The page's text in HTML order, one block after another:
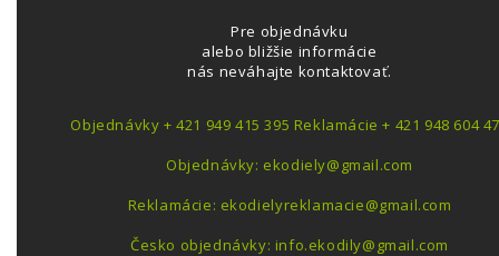
Pre objednávku
alebo bližšie informácie
nás neváhajte kontaktovať.
Objednávky + 421 949 415 395 Reklamácie + 421 948 604
Objednávky: ekodiely@gmail.com
Reklamácie: ekodielyreklamacie@gmail.com
Česko objednávky: info.ekodily@gmail.com